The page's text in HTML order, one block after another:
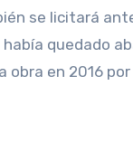
se licitará
quedado
obra en 2016